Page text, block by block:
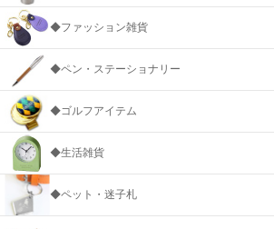
◆ファッション雑貨
◆ペン・ステーショナリー
◆ゴルフアイテム
◆生活雑貨
◆ペット・迷子札